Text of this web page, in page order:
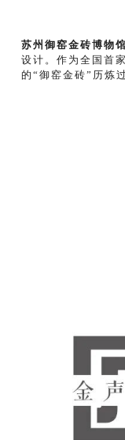
苏州御窑金砖博物
设计。作为全国首
的“御窑金砖”历炼